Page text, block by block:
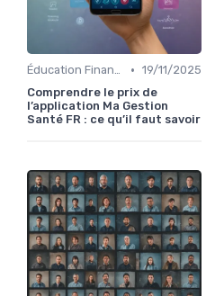
Éducation Financière • 19/11/2025
Comprendre le prix de
l’application Ma Gestion
Santé FR : ce qu’il faut savoir